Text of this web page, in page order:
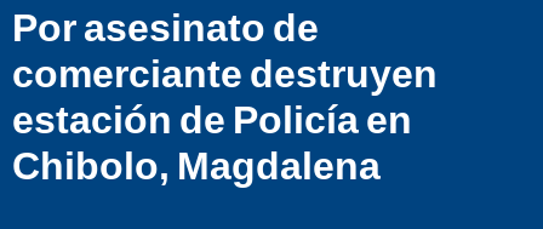
Por asesinato de
comerciante destruyen
estación de Policía en
Chibolo, Magdalena